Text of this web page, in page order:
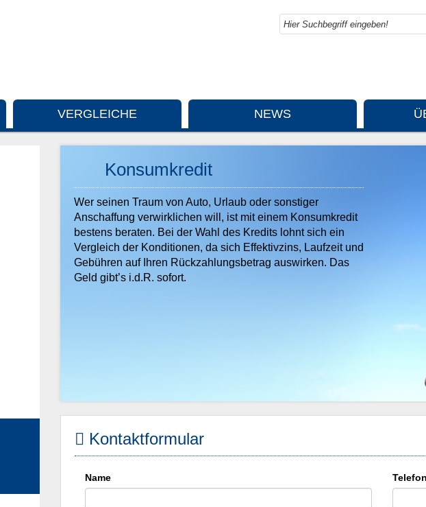
VERGLEICHE NEWS
Konsumkredit
Wer seinen Traum von Auto, Urlaub oder sonstiger
Anschaffung verwirklichen will, ist mit einem Konsumkredit
bestens beraten. Bei der Wahl des Kredits lohnt sich ein
Vergleich der Konditionen, da sich Effektivzins, Laufzeit und
Gebühren auf Ihren Rückzahlungsbetrag auswirken. Das
Geld gibt’s i.d.R. sofort.
Kontaktformular
Name